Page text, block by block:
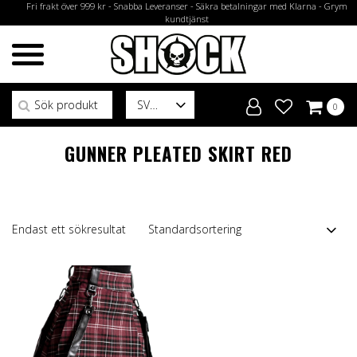
Fri frakt över 999 kr - Snabba Leveranser - Säkra betalningar med Klarna - Grym
kundtjänst
SV
Sök efter:
0
GUNNER PLEATED SKIRT RED
Endast ett sökresultat